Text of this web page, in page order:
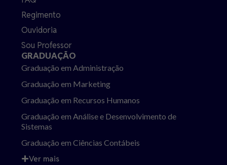
Regimento
Ouvidoria
Sou Professor
GRADUAÇÃO
Graduação em Administração
Graduação em Marketing
Graduação em Recursos Humanos
Graduação em Análise e Desenvolvimento de
Sistemas
Graduação em Ciências Contábeis
Ver mais